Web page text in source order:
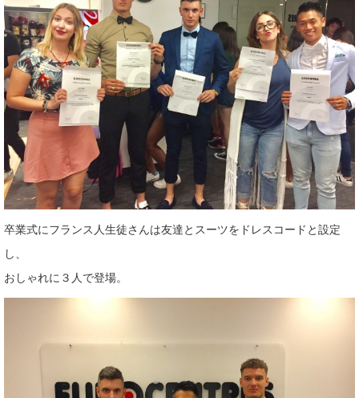
卒業式にフランス人生徒さんは友達とスーツをドレスコードと設定
し、
おしゃれに３人で登場。